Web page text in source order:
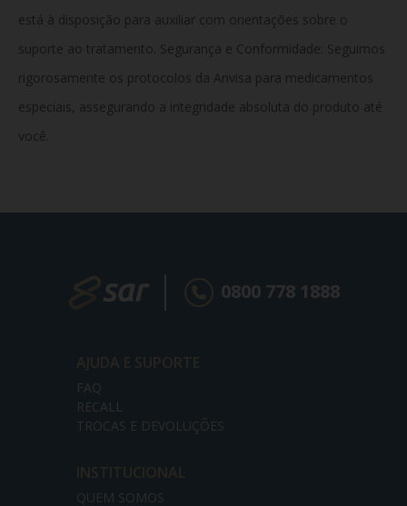
está à disposição para auxiliar com orientações sobre o
suporte ao tratamento. Segurança e Conformidade: Seguimos
rigorosamente os protocolos da Anvisa para medicamentos
especiais, assegurando a integridade absoluta do produto até
você.
0800 778 1888
AJUDA E SUPORTE
FAQ
RECALL
TROCAS E DEVOLUÇÕES
INSTITUCIONAL
QUEM SOMOS